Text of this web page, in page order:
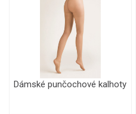
Dámské punčochové kalhoty